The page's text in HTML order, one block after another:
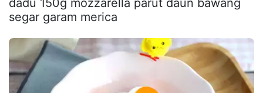
segar garam merica